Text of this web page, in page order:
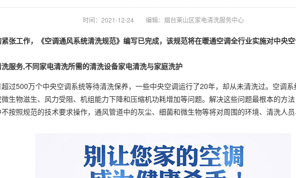
时间：2021-12-24 编辑：烟台莱山区家电清洗服务中心
张工作，《空调通风系统清洗规范》编写已完成，该规范将在暖通空调全行业实施对中央
服务,不同家电清洗所需的清洗设备家电清洗与家庭洗护
过500万个中央空调系统等待清洗保养，一些中央空调运行了20年，却从未清洗过。空调
生物滋生、风力受阻、机组能力下降和压缩机功耗增加等问题。解决这些问题最根本的方
按照规范的技术要求操作，通风管道中的灰尘、细菌和微生物等将对周围的环境、清洗人